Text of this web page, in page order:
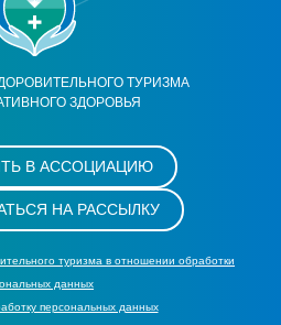
ТУРИЗМА
ЗДОРОВЬЯ
В АССОЦИАЦИЮ
НА РАССЫЛКУ
туризма в отношении обработки
данных
персональных данных